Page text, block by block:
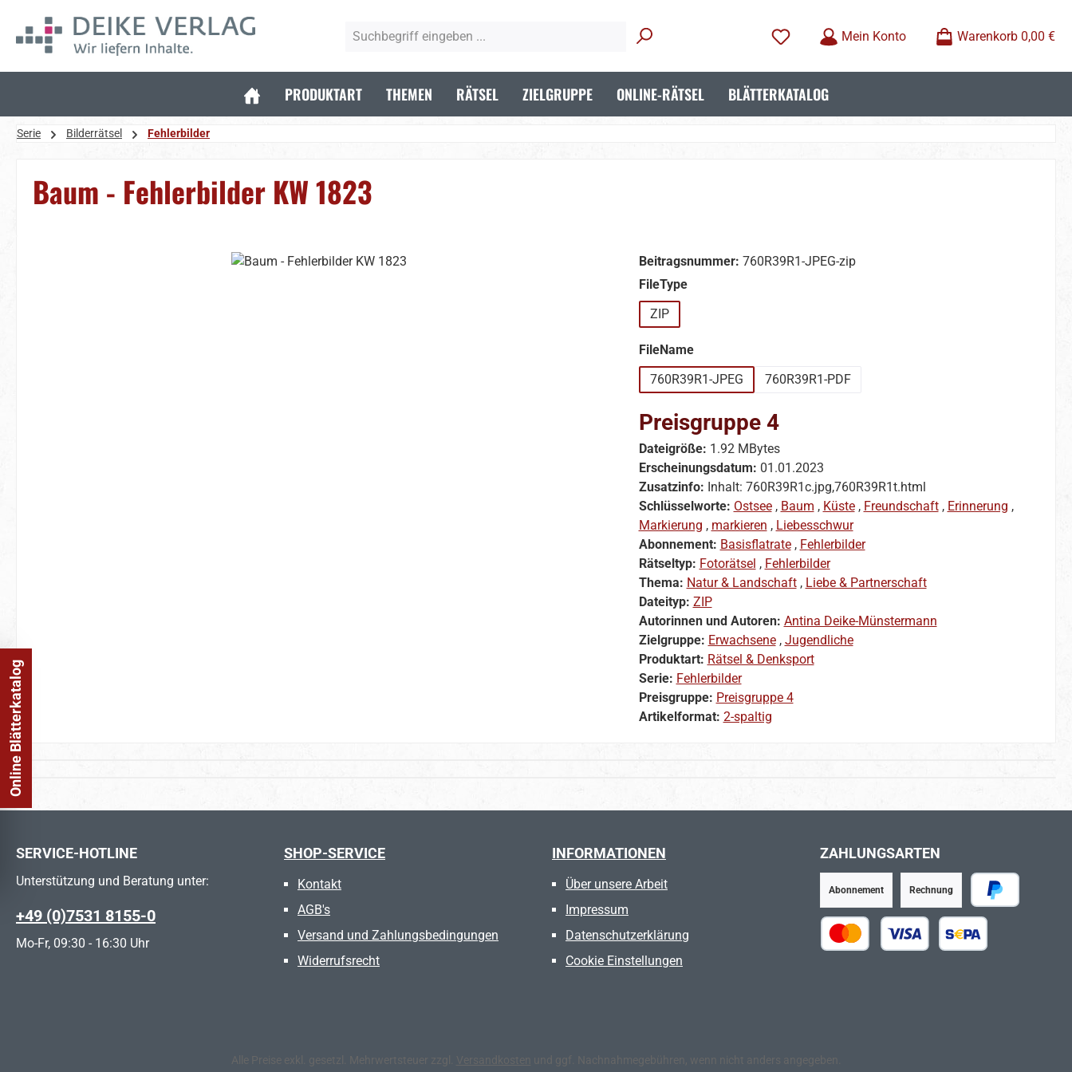
Hauptinhalt springen
Zur Suche springen
Zur Hauptnavigation springen
Mein Konto
Warenkorb 0,00 €
PRODUKTART THEMEN RÄTSEL ZIELGRUPPE ONLINE-RÄTSEL BLÄTTERKATALOG
Serie Bilderrätsel Fehlerbilder
Baum - Fehlerbilder KW 1823
Beitragsnummer: 760R39R1-JPEG-zip
FileTypeauswählen
ZIP
FileNameauswählen
760R39R1-JPEG
760R39R1-PDF
Preisgruppe 4
Dateigröße: 1.92 MBytes
Erscheinungsdatum: 01.01.2023
Zusatzinfo: Inhalt: 760R39R1c.jpg,760R39R1t.html
Schlüsselworte: Ostsee, Baum , Küste, Freundschaft, Erinnerung ,
Markierung , markieren , Liebesschwur
Abonnement: Basisflatrate, Fehlerbilder
Rätseltyp: Fotorätsel , Fehlerbilder
Thema: Natur & Landschaft, Liebe & Partnerschaft
Dateityp: ZIP
Autorinnen und Autoren: Antina Deike-Münstermann
Zielgruppe: Erwachsene, Jugendliche
Produktart: Rätsel & Denksport
Serie: Fehlerbilder
Preisgruppe: Preisgruppe 4
Artikelformat: 2-spaltig
SERVICE-HOTLINE
Unterstützung und Beratung unter:
+49 (0)7531 8155-0
Mo-Fr, 09:30 - 16:30 Uhr
SHOP-SERVICE
Kontakt
AGB's
Versand und Zahlungsbedingungen
Widerrufsrecht
INFORMATIONEN
Über unsere Arbeit
Impressum
Datenschutzerklärung
Cookie Einstellungen
ZAHLUNGSARTEN
PayPal
Abonnement Rechnung
Alle Preise exkl. gesetzl. Mehrwertsteuer zzgl. Versandkosten und ggf. Nachnahmegebühren, wenn nicht anders angegeben.
Online Blätterkatalog